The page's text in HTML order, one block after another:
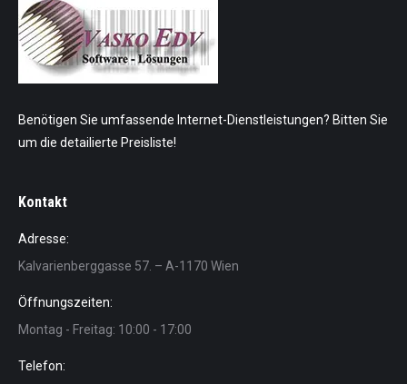
Benötigen Sie umfassende Internet-Dienstleistungen? Bitten Sie
um die detailierte Preisliste!
Kontakt
Adresse:
Kalvarienberggasse 57. – A-1170 Wien
Öffnungszeiten:
Montag - Freitag: 10:00 - 17:00
Telefon: